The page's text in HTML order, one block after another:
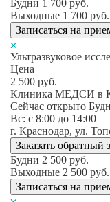
Будни 1 700 руб.
Выходные 1 700 руб.
Записаться на
Ультразвуковое
Цена
2 500 руб.
Клиника МЕДСИ в
Сейчас открыто
Вс: c 8:00 до 14:00
г. Краснодар, ул.
Заказать обратный
Будни 2 500 руб.
Выходные 2 500 руб.
Записаться на